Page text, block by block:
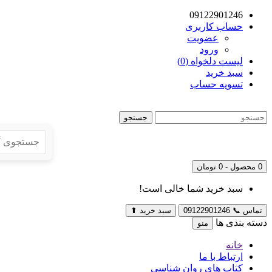
09122901246
حساب کاربری
عضویت
ورود
لیست دلخواه (0)
سبد خرید
تسویه حساب
جستجو
0 محصول - 0 تومان
سبد خرید شما خالی است!
تماس 📞
09122901246 سبد خرید ⬆
دسته بندی ها منو
خانه
ارتباط با ما
کتاب های روان شناسی